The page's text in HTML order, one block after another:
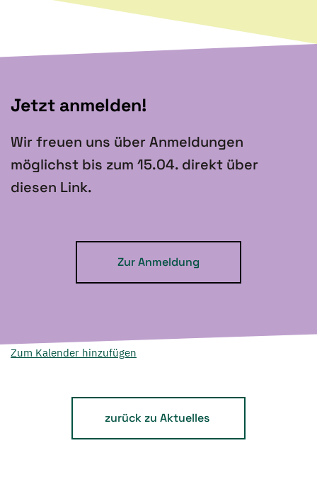
Jetzt anmelden!
Wir freuen uns über Anmeldungen
möglichst bis zum 15.04. direkt über
diesen Link.
Zur Anmeldung
Zum Kalender hinzufügen
zurück zu Aktuelles